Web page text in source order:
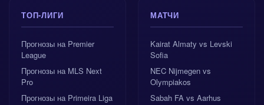
ТОП-ЛИГИ
Прогнозы на Premier
League
Прогнозы на MLS Next
Pro
Прогнозы на Primeira Liga
МАТЧИ
Kairat Almaty vs Levski
Sofia
NEC Nijmegen vs
Olympiakos
Sabah FA vs Aarhus